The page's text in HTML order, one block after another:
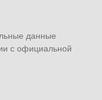
данные
с официальной